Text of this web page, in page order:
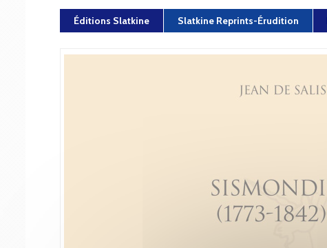
Éditions Slatkine Slatkine Reprints-Érudition